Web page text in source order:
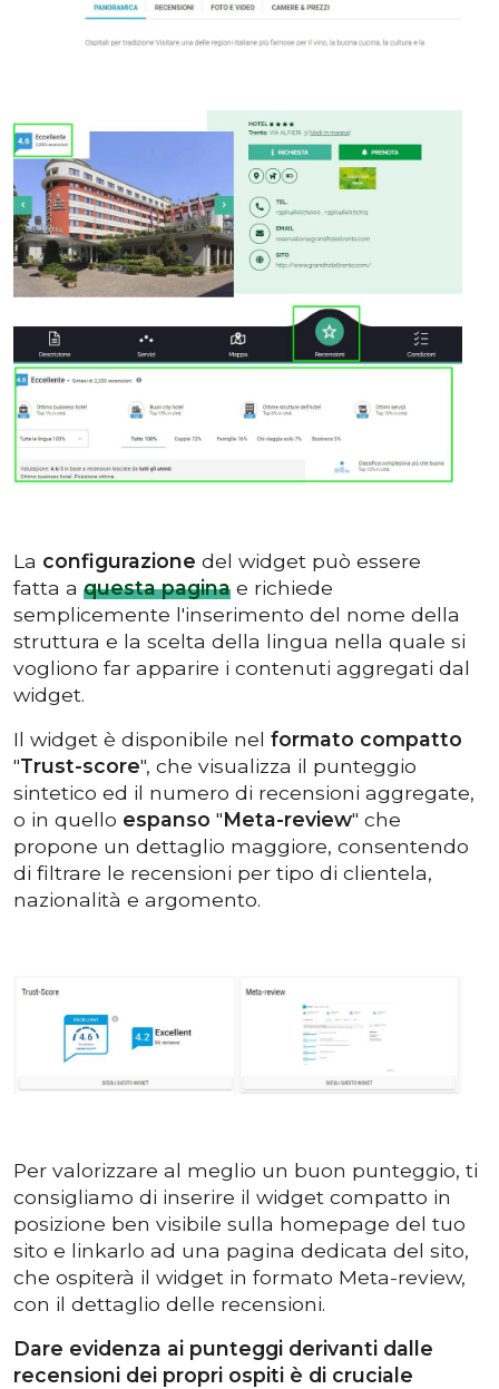
La configurazione del widget può essere
fatta a questa pagina e richiede
semplicemente l'inserimento del nome della
struttura e la scelta della lingua nella quale si
vogliono far apparire i contenuti aggregati dal
widget.
Il widget è disponibile nel formato compatto
"Trust-score", che visualizza il punteggio
sintetico ed il numero di recensioni aggregate,
o in quello espanso "Meta-review" che
propone un dettaglio maggiore, consentendo
di filtrare le recensioni per tipo di clientela,
nazionalità e argomento.
Per valorizzare al meglio un buon punteggio, ti
consigliamo di inserire il widget compatto in
posizione ben visibile sulla homepage del tuo
sito e linkarlo ad una pagina dedicata del sito,
che ospiterà il widget in formato Meta-review,
con il dettaglio delle recensioni.
Dare evidenza ai punteggi derivanti dalle
recensioni dei propri ospiti è di cruciale